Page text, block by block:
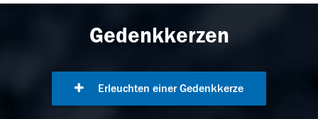
Gedenkkerzen
Erleuchten einer Gedenkkerze